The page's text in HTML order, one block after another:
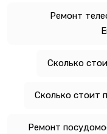
Ремонт
Сколько
Сколько стоит
Ремонт